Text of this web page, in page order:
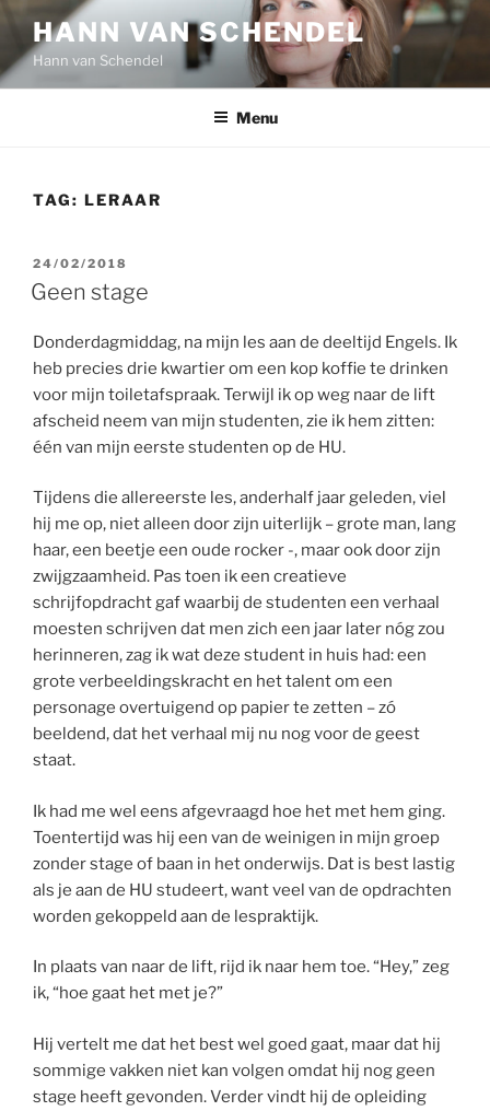
Ga
de
inhoud
HANN VAN SCHENDEL
Hann van Schendel
Menu
TAG: LERAAR
GEPLAATST
OP
24/02/2018
Geen stage
Donderdagmiddag, na mijn les aan de deeltijd Engels. Ik
heb precies drie kwartier om een kop koffie te drinken
voor mijn toiletafspraak. Terwijl ik op weg naar de lift
afscheid neem van mijn studenten, zie ik hem zitten:
één van mijn eerste studenten op de HU.
Tijdens die allereerste les, anderhalf jaar geleden, viel
hij me op, niet alleen door zijn uiterlijk – grote man, lang
haar, een beetje een oude rocker -, maar ook door zijn
zwijgzaamheid. Pas toen ik een creatieve
schrijfopdracht gaf waarbij de studenten een verhaal
moesten schrijven dat men zich een jaar later nóg zou
herinneren, zag ik wat deze student in huis had: een
grote verbeeldingskracht en het talent om een
personage overtuigend op papier te zetten – zó
beeldend, dat het verhaal mij nu nog voor de geest
staat.
Ik had me wel eens afgevraagd hoe het met hem ging.
Toentertijd was hij een van de weinigen in mijn groep
zonder stage of baan in het onderwijs. Dat is best lastig
als je aan de HU studeert, want veel van de opdrachten
worden gekoppeld aan de lespraktijk.
In plaats van naar de lift, rijd ik naar hem toe. “Hey,” zeg
ik, “hoe gaat het met je?”
Hij vertelt me dat het best wel goed gaat, maar dat hij
sommige vakken niet kan volgen omdat hij nog geen
stage heeft gevonden. Verder vindt hij de opleiding